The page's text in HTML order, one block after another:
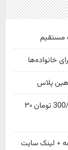
مستقیم
خانواده‌ها
پلاس
ثبت نام یلدایی بدون قرعه کشی سایپا شروع شد | فقط با 300/000 تومان ۳۰